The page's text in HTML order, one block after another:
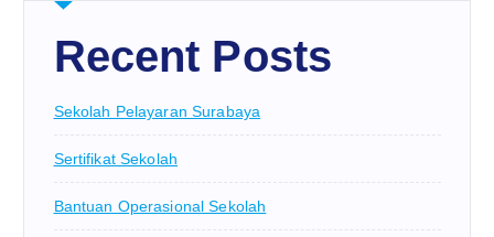
Recent Posts
Sekolah Pelayaran Surabaya
Sertifikat Sekolah
Bantuan Operasional Sekolah